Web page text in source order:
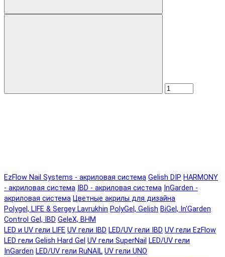
EzFlow Nail Systems - акриловая система Gelish DIP HARMONY
- акриловая система IBD - акриловая система InGarden -
акриловая система Цветные акрилы для дизайна
Polygel, LIFE & Sergey Lavrukhin PolyGel, Gelish BiGel, In'Garden
Control Gel, IBD GeleX, BHM
LED и UV гели LIFE UV гели IBD LED/UV гели IBD UV гели EzFlow
LED гели Gelish Hard Gel UV гели SuperNail LED/UV гели
InGarden LED/UV гели RuNAIL UV гели UNO